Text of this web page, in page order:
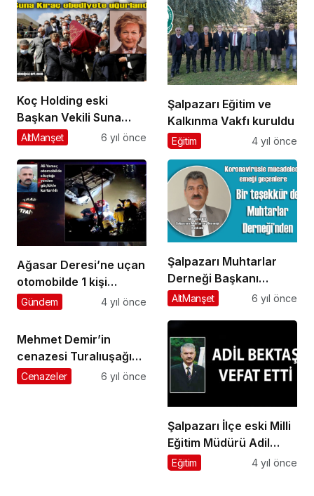
Koç Holding eski
Başkan Vekili Suna
Kıraç’ın cenazesi
verildi
AltManşet 6 yıl önce
Şalpazarı Eğitim ve
Kalkınma Vakfı kuruldu
Eğitim 4 yıl önce
Ağasar Deresi’ne uçan
otomobilde 1 kişi
yaralandı
Gündem 4 yıl önce
Şalpazarı Muhtarlar
Derneği Başkanı
Mustafa Kel
harcayan herkese
teşekkür etti
AltManşet 6 yıl önce
Mehmet Demir’in
cenazesi Turalıuşağı
Mahallesi’nde toprağa
Cenazeler 6 yıl önce
Şalpazarı İlçe eski Milli
Eğitim Müdürü Adil
Bektaş vefat etti
Eğitim 4 yıl önce